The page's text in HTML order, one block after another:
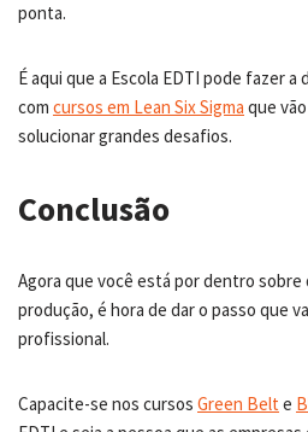
ponta.
É aqui que a Escola EDTI pode fazer a
com cursos em Lean Six Sigma que
solucionar grandes desafios.
Conclusão
Agora que você está por dentro
produção, é hora de dar o passo que
profissional.
Capacite-se nos cursos Green Belte